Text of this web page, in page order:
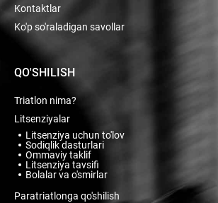
Kontaktlar
Ko'p so'raladigan savollar
QO'SHILISH
Triatlon nima?
Litsenziyalar
Litsenziya uchun to'lov
Sodiqlik dasturlari
Ommaviy taklif
Litsenziya tavsifi
Bolalar va o'smirlar
Paratriatlonga qo'shilish